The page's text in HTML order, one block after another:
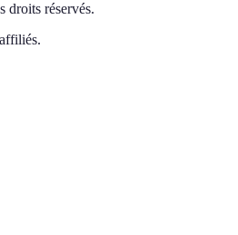
droits réservés.